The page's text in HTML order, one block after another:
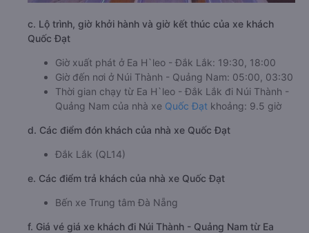
c. Lộ trình, giờ khởi hành và giờ kết thúc của xe khách
Quốc Đạt
Giờ xuất phát ở Ea H`leo - Đắk Lắk: 19:30, 18:00
Giờ đến nơi ở Núi Thành - Quảng Nam: 05:00, 03:30
Thời gian chạy từ Ea H`leo - Đắk Lắk đi Núi Thành -
Quảng Nam của nhà xe Quốc Đạt khoảng: 9.5 giờ
d. Các điểm đón khách của nhà xe Quốc Đạt
Đắk Lắk (QL14)
e. Các điểm trả khách của nhà xe Quốc Đạt
Bến xe Trung tâm Đà Nẵng
f. Giá vé giá xe khách đi Núi Thành - Quảng Nam từ Ea